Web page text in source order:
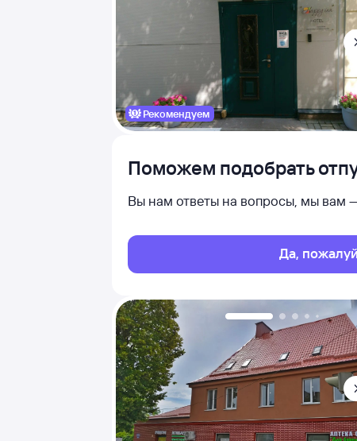
Рекомендуем
Поможем подобрать
Вы нам ответы на вопросы, мы вам
Да,